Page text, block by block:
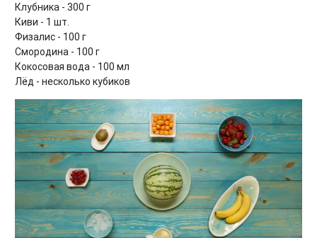
Клубника - 300 г
Киви - 1 шт.
Физалис - 100 г
Смородина - 100 г
Кокосовая вода - 100 мл
Лёд - несколько кубиков